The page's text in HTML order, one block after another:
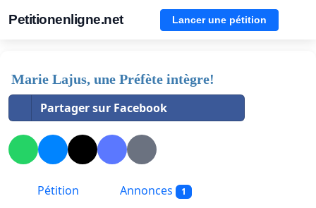
Petitionenligne.net Lancer une pétition
Marie Lajus, une Préfète intègre!
Partager sur Facebook
Pétition Annonces 1